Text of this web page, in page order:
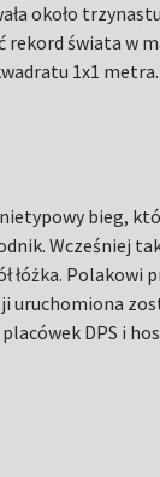
około
rekord świata w
1x1 metra.
bieg,
Wcześniej
łóżka. Polakowi
uruchomiona
DPS i